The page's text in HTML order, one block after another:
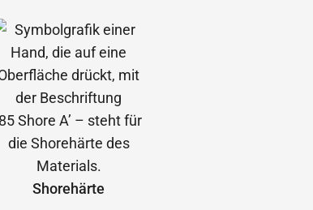
Shorehärte